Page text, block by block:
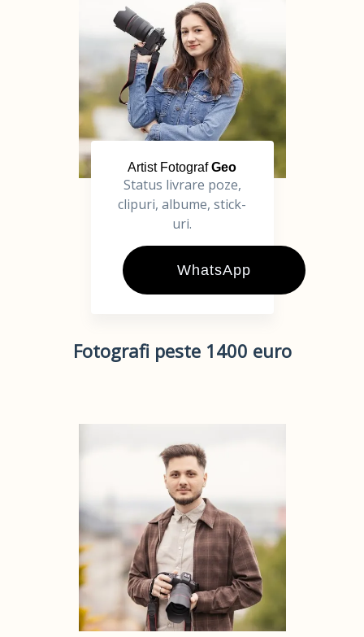
Artist FotografGeo
Status livrare poze,
clipuri, albume, stick-
uri.
WhatsApp
Fotografi peste 1400 euro